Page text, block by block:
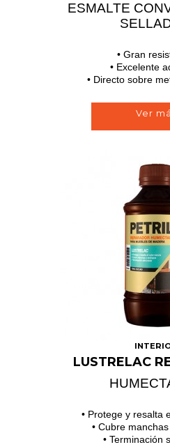
ESMALTE
• Gran
• Excelente
• Directo sobre
Ver
LUSTRELAC
• Protege y resalta
• Cubre
• Terminación